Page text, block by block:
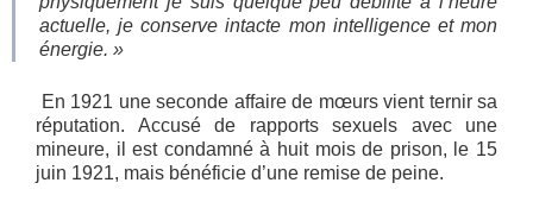
actuelle, je conserve intacte mon intelligence et mon
énergie. »
En 1921 une seconde affaire de mœurs vient ternir sa
réputation. Accusé de rapports sexuels avec une
mineure, il est condamné à huit mois de prison, le 15
juin 1921, mais bénéficie d’une remise de peine.